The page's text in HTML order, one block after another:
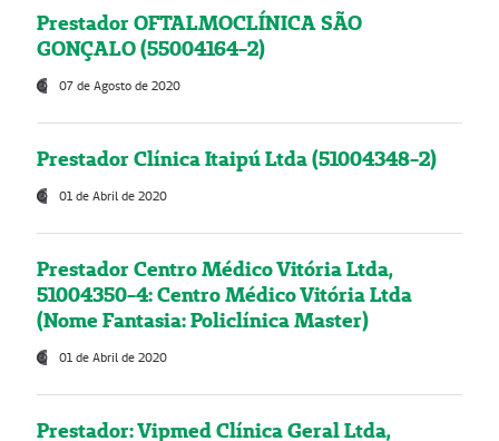
Prestador OFTALMOCLÍNICA SÃO
GONÇALO (55004164-2)
07 de Agosto de 2020
Prestador Clínica Itaipú Ltda (51004348-2)
01 de Abril de 2020
Prestador Centro Médico Vitória Ltda,
51004350-4: Centro Médico Vitória Ltda
(Nome Fantasia: Policlínica Master)
01 de Abril de 2020
Prestador: Vipmed Clínica Geral Ltda,